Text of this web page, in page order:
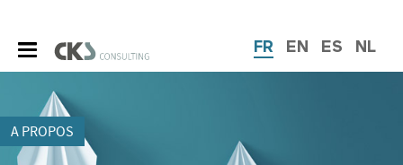
FR EN ES NL
A PROPOS